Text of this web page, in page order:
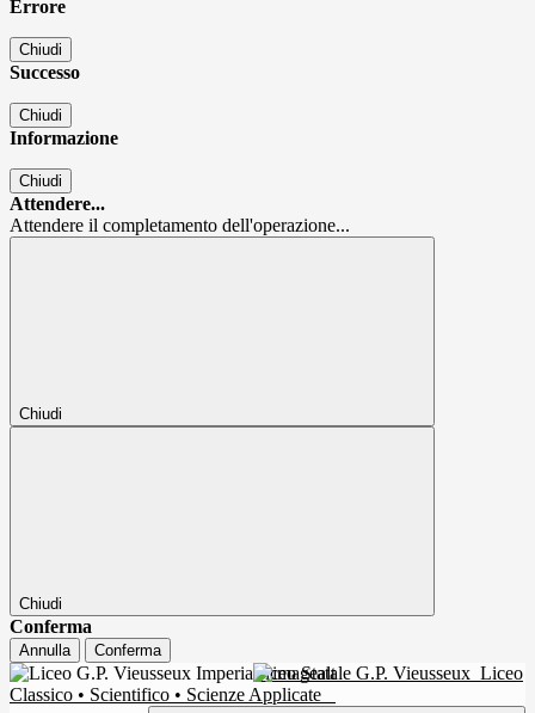
Errore
Chiudi
Successo
Chiudi
Informazione
Chiudi
Attendere...
Attendere il completamento dell'operazione...
Chiudi
Chiudi
Conferma
Annulla Conferma
Liceo Statale G.P. Vieusseux Liceo
Classico • Scientifico • Scienze Applicate